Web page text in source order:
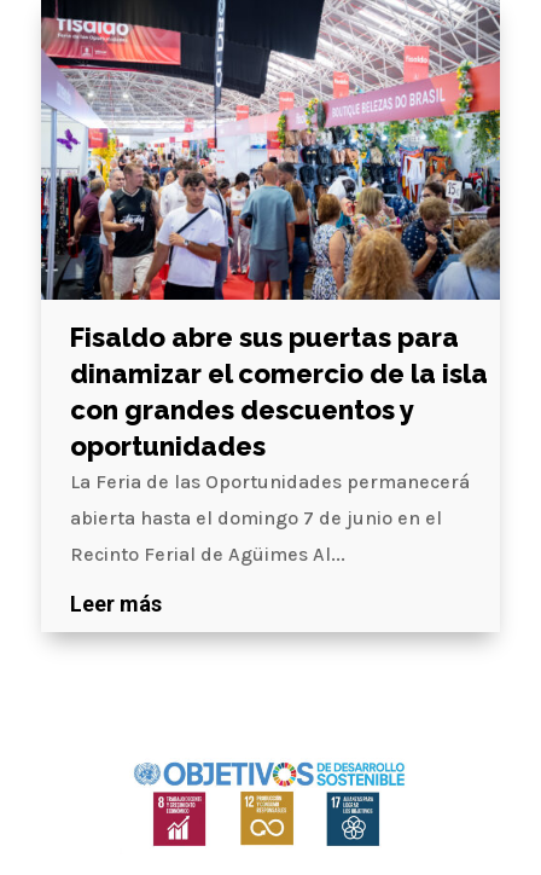
Fisaldo abre sus puertas para
dinamizar el comercio de la isla
con grandes descuentos y
oportunidades
La Feria de las Oportunidades permanecerá
abierta hasta el domingo 7 de junio en el
Recinto Ferial de Agüimes Al...
Leer más